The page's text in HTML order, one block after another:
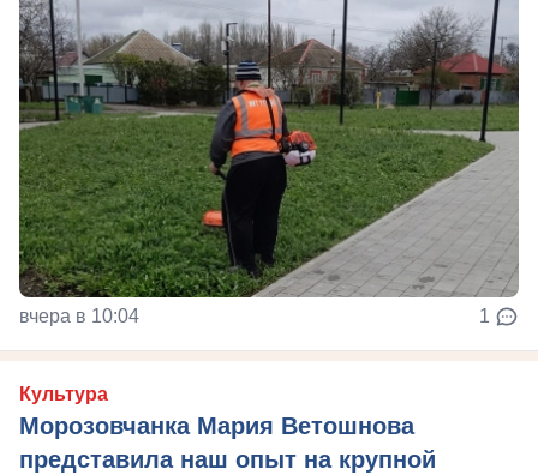
вчера в 10:04 1
Культура
Морозовчанка Мария Ветошнова
представила наш опыт на крупной